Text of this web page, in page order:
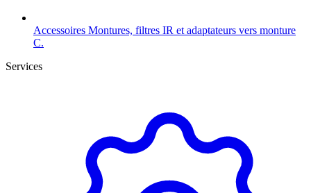
Accessoires Montures, filtres IR et adaptateurs vers monture
C.
Services